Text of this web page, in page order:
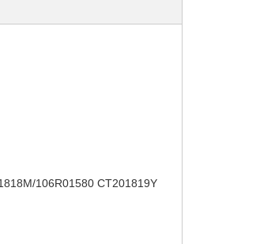
106R01580 CT201819Y